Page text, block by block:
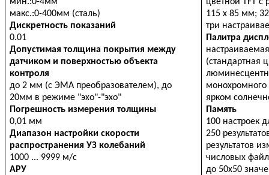
макс.:0-400мм (сталь)
Дискретность показаний
0.01
Допустимая толщина покрытия между
датчиком и поверхностью объекта
контроля
до 2 мм (с ЭМА преобразователем), до
20мм в режиме "эхо"-"эхо"
Погрешность измерения толщины
0,01 мм
Диапазон настройки скорости
распространения УЗ колебаний
1000 ... 9999 м/с
АРУ
115 х 85 мм;
три
Палитра
(стандартная
ярком
Память
100 настроек
250
результатов
числовых
до 50х50